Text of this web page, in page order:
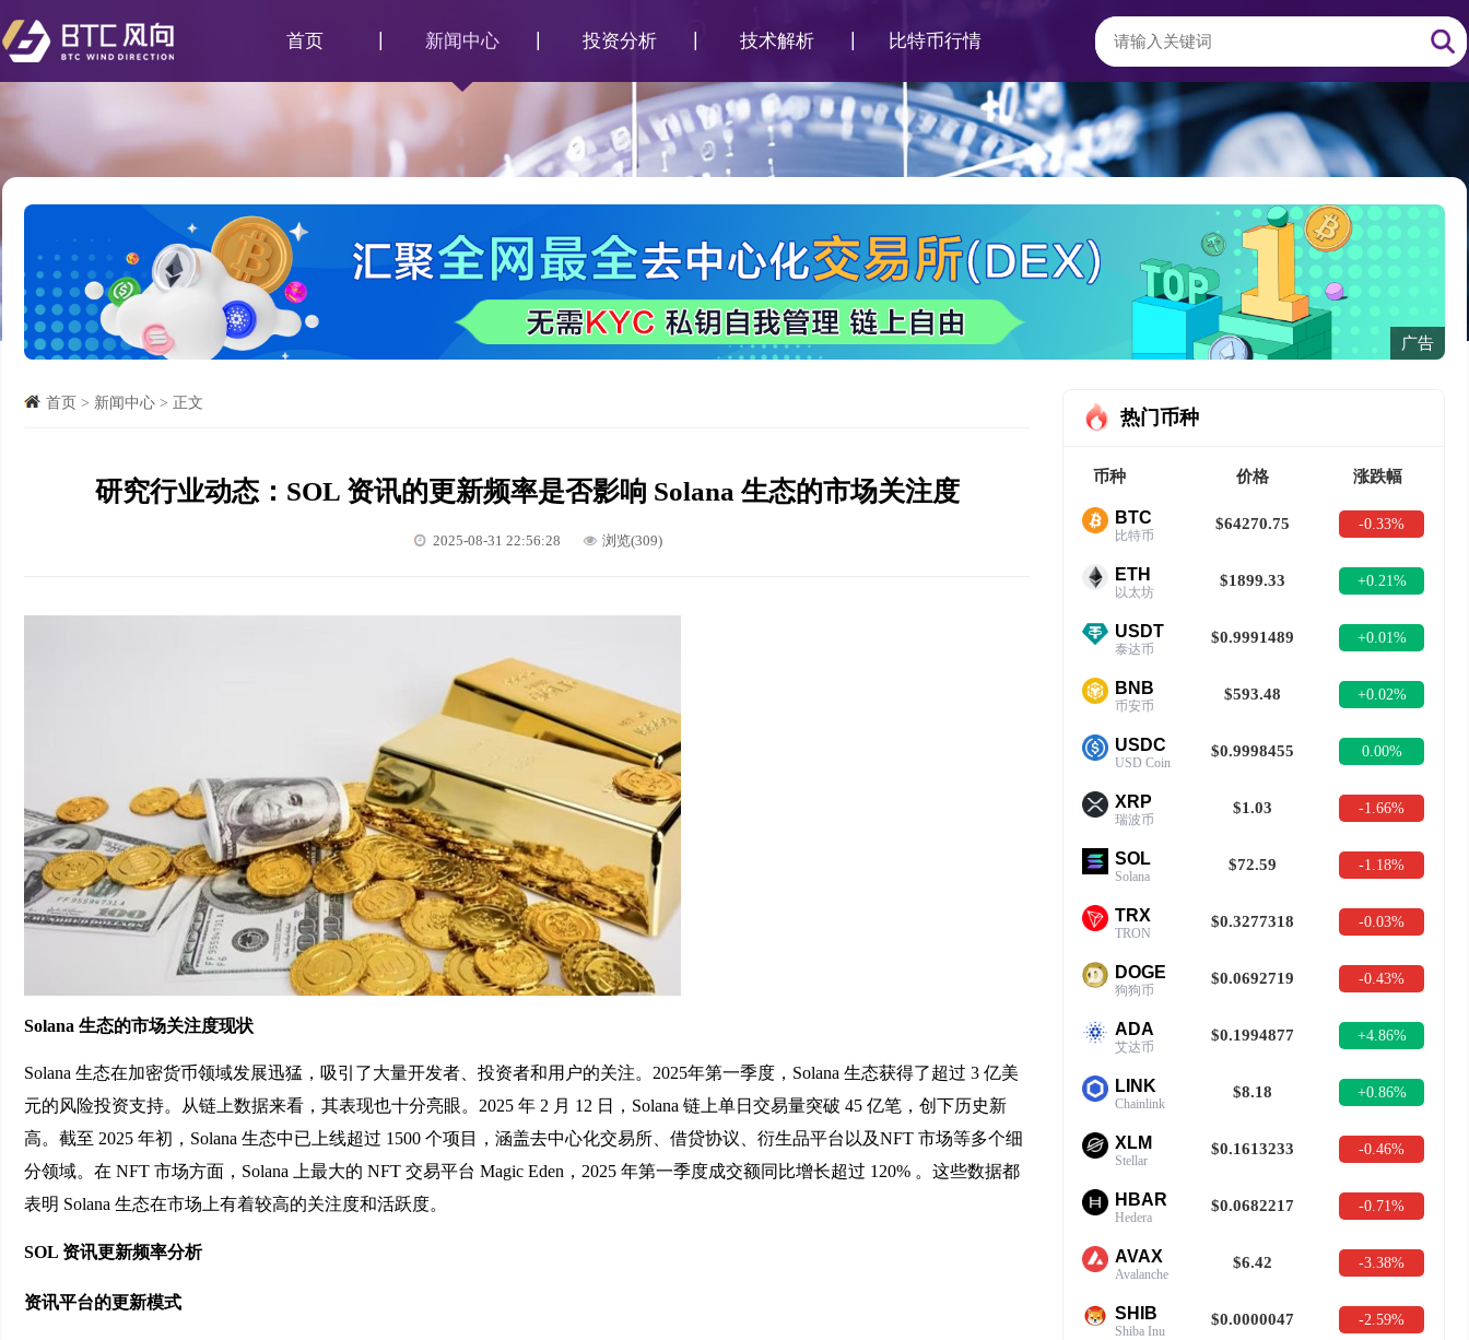
首页 新闻中心 投资分析 技术解析 比特币行情
广告
首页 > 新闻中心 > 正文
研究行业动态：SOL 资讯的更新频率是否影响 Solana 生态的市场关注度
2025-08-31 22:56:28 浏览(309)
Solana 生态的市场关注度现状
Solana 生态在加密货币领域发展迅猛，吸引了大量开发者、投资者和用户的关注。2025年第一季度，Solana 生态获得了超过 3 亿美
元的风险投资支持。从链上数据来看，其表现也十分亮眼。2025 年 2 月 12 日，Solana 链上单日交易量突破 45 亿笔，创下历史新
高。截至 2025 年初，Solana 生态中已上线超过 1500 个项目，涵盖去中心化交易所、借贷协议、衍生品平台以及NFT 市场等多个细
分领域。在 NFT 市场方面，Solana 上最大的 NFT 交易平台 Magic Eden，2025 年第一季度成交额同比增长超过 120% 。这些数据都
表明 Solana 生态在市场上有着较高的关注度和活跃度。
SOL 资讯更新频率分析
资讯平台的更新模式
热门币种
币种 价格 涨跌幅
BTC
比特币
$64270.75 -0.33%
ETH
以太坊
$1899.33 +0.21%
USDT
泰达币
$0.9991489 +0.01%
BNB
币安币
$593.48 +0.02%
USDC
USD Coin
$0.9998455 0.00%
XRP
瑞波币
$1.03 -1.66%
SOL
Solana
$72.59 -1.18%
TRX
TRON
$0.3277318 -0.03%
DOGE
狗狗币
$0.0692719 -0.43%
ADA
艾达币
$0.1994877 +4.86%
LINK
Chainlink
$8.18 +0.86%
XLM
Stellar
$0.1613233 -0.46%
HBAR
Hedera
$0.0682217 -0.71%
AVAX
Avalanche
$6.42 -3.38%
SHIB
Shiba Inu
$0.0000047 -2.59%